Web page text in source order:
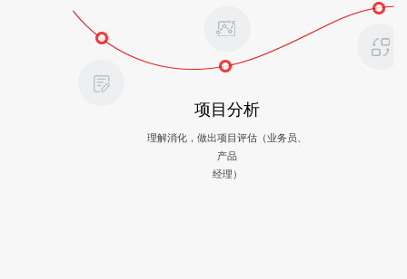
项目分析
理解消化，做出项目评估（业务员、
产品
经理）